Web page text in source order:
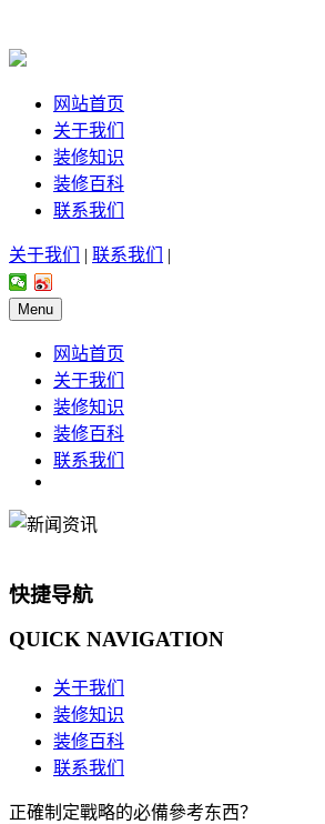
网站首页
关于我们
装修知识
装修百科
联系我们
关于我们 | 联系我们 |
Menu
网站首页
关于我们
装修知识
装修百科
联系我们
快捷导航
QUICK NAVIGATION
关于我们
装修知识
装修百科
联系我们
正確制定戰略的必備參考东西？